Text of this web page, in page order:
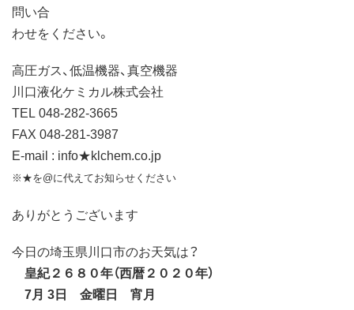
問い合
わせをください。
高圧ガス、低温機器、真空機器
川口液化ケミカル株式会社
TEL 048-282-3665
FAX 048-281-3987
E-mail : info★klchem.co.jp
※★を@に代えてお知らせください
ありがとうございます
今日の埼玉県川口市のお天気は？
皇紀２６８０年（西暦２０２０年）
7月 3日 金曜日 宵月